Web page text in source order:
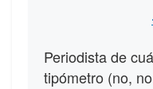
Periodista de
tipómetro (no,